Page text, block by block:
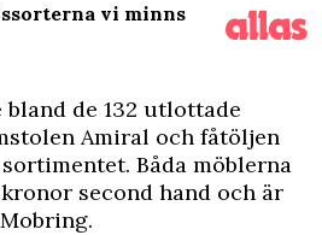
vi minns
de 132 utlottade
Amiral och fåtöljen
Båda möblerna
second hand och är